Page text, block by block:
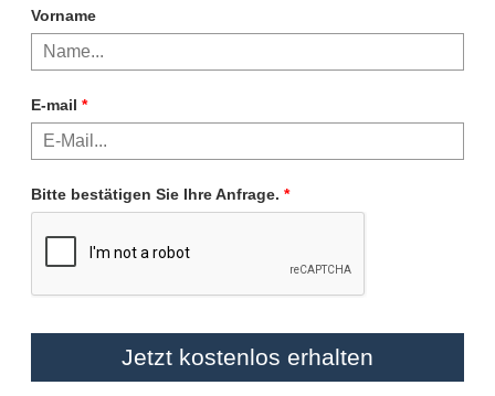
Vorname
E-mail *
Bitte bestätigen Sie Ihre Anfrage. *
Jetzt kostenlos erhalten